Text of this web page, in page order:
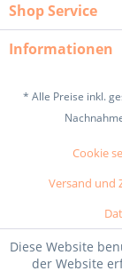
Shop Service
Informationen
* Alle Preise inkl.
Cookie
Versand und
Diese Website
der Website